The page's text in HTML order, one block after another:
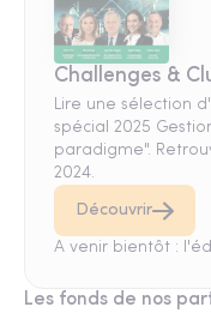
Challenges &
Lire une sélection
spécial 2025
paradigme".
2024.
Découvrir
A venir bientôt :
Les fonds de nos